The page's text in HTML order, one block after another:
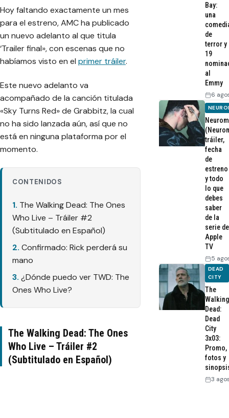
Hoy faltando exactamente un mes
para el estreno, AMC ha publicado
un nuevo adelanto al que titula
‘Trailer final», con escenas que no
habíamos visto en el primer tráiler.
Este nuevo adelanto va
acompañado de la canción titulada
«Sky Turns Red» de Grabbitz, la cual
no ha sido lanzada aún, así que no
está en ninguna plataforma por el
momento.
CONTENIDOS
The Walking Dead: The Ones
Who Live – Tráiler #2
(Subtitulado en Español)
Confirmado: Rick perderá su
mano
¿Dónde puedo ver TWD: The
Ones Who Live?
The Walking Dead: The Ones
Who Live – Tráiler #2
(Subtitulado en Español)
Bay:
una
de
terror y
19
al
Emmy
6
tráiler,
fecha
de
estreno
y todo
lo que
debes
saber
de la
serie de
Apple
TV
5
DEAD
CITY
The
Walking
Dead:
Dead
City
3x03:
Promo,
fotos y
3